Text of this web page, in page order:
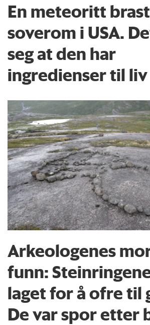
En meteoritt
soverom i USA.
seg at den har
ingredienser til liv
Arkeologenes
funn:
laget for å ofre til
De var spor etter